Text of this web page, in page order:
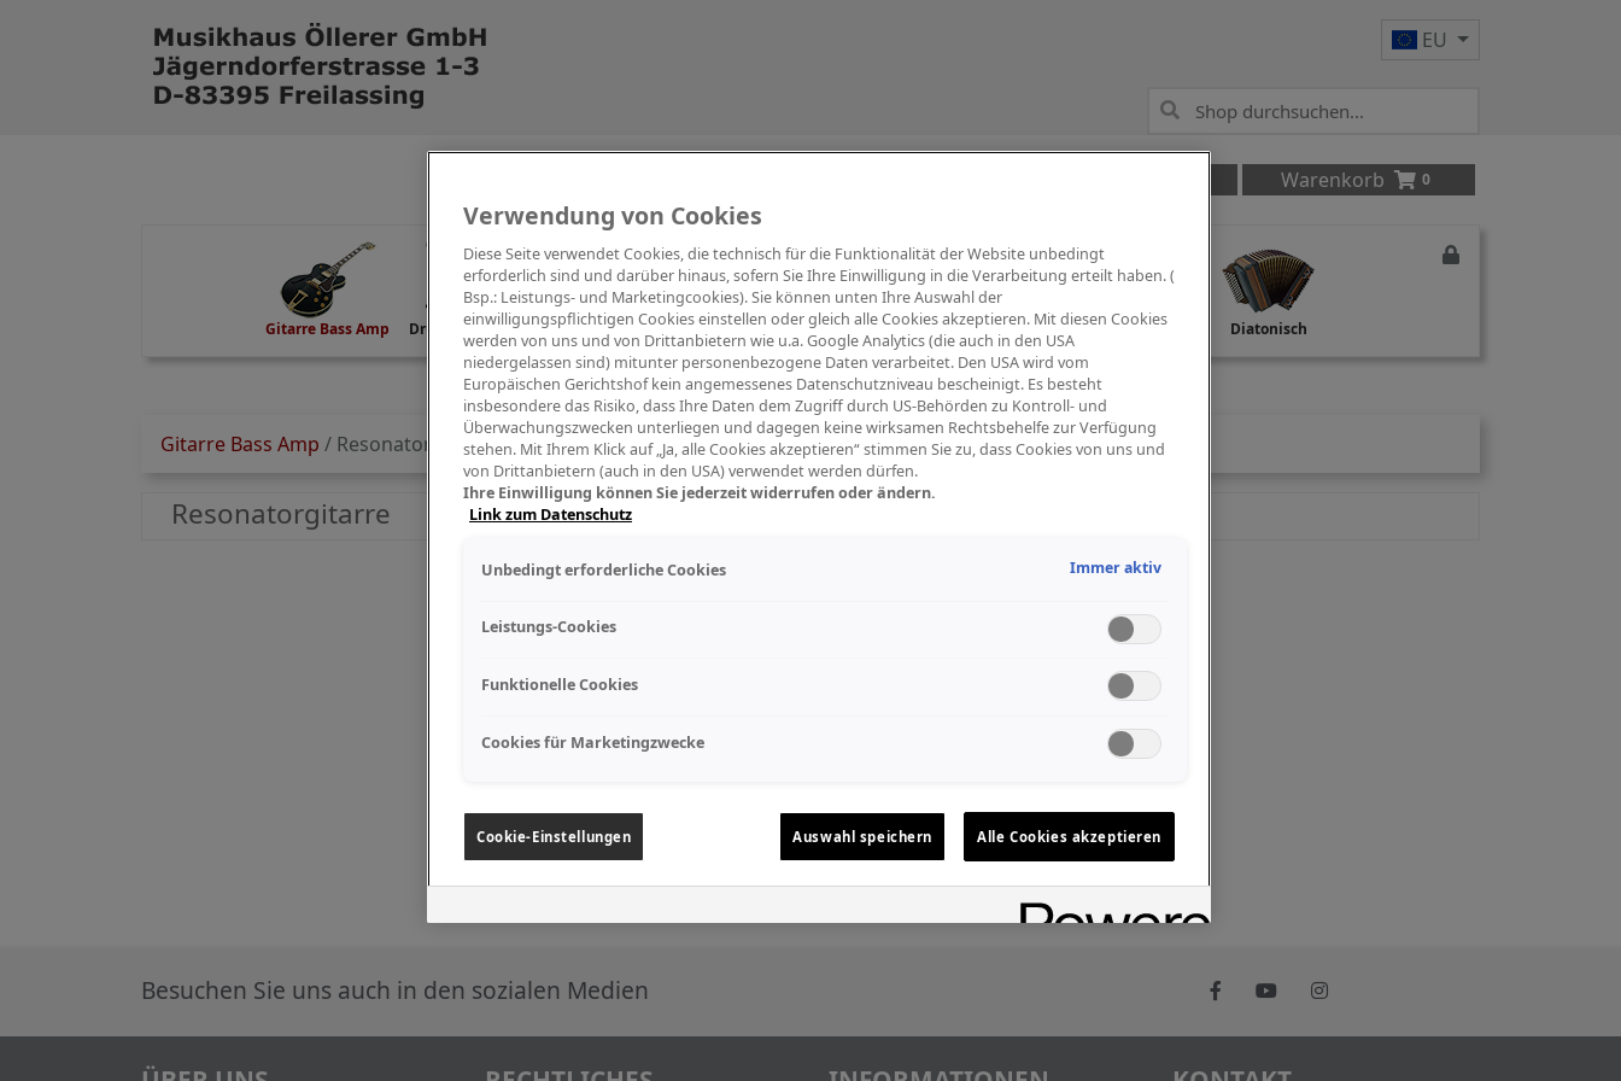
EU
Warenkorb 0
Gitarre Bass Amp Drums Percussion Digitalpiano Keys Blasinstrumente Orchester PA Mikrofon Studio Recording Diatonisch
Gitarre Bass Amp / Resonatorgitarre
Resonatorgitarre
Besuchen Sie uns auch in den sozialen Medien
Verwendung von Cookies
Diese Seite verwendet Cookies, die technisch für die Funktionalität der Website unbedingt
erforderlich sind und darüber hinaus, sofern Sie Ihre Einwilligung in die Verarbeitung erteilt haben. (
Bsp.: Leistungs- und Marketingcookies). Sie können unten Ihre Auswahl der
einwilligungspflichtigen Cookies einstellen oder gleich alle Cookies akzeptieren. Mit diesen Cookies
werden von uns und von Drittanbietern wie u.a. Google Analytics (die auch in den USA
niedergelassen sind) mitunter personenbezogene Daten verarbeitet. Den USA wird vom
Europäischen Gerichtshof kein angemessenes Datenschutzniveau bescheinigt. Es besteht
insbesondere das Risiko, dass Ihre Daten dem Zugriff durch US-Behörden zu Kontroll- und
Überwachungszwecken unterliegen und dagegen keine wirksamen Rechtsbehelfe zur Verfügung
stehen. Mit Ihrem Klick auf „Ja, alle Cookies akzeptieren“ stimmen Sie zu, dass Cookies von uns und
von Drittanbietern (auch in den USA) verwendet werden dürfen.
Ihre Einwilligung können Sie jederzeit widerrufen oder ändern.
Link zum Datenschutz
Unbedingt erforderliche Cookies Immer aktiv
Leistungs-Cookies
Funktionelle Cookies
Cookies für Marketingzwecke
Cookie-Einstellungen Auswahl speichern Alle Cookies akzeptieren